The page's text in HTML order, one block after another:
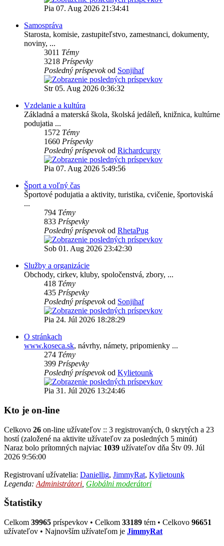
Pia 07. Aug 2026 21:34:41
Samospráva
Starosta, komisie, zastupiteľstvo, zamestnanci, dokumenty,
noviny, ...
3011 Témy
3218 Príspevky
Posledný príspevokod Sonjihaf
Str 05. Aug 2026 0:36:32
Vzdelanie a kultúra
Základná a materská škola, školská jedáleň, knižnica, kultúrne
podujatia ...
1572 Témy
1660 Príspevky
Posledný príspevokod Richardcurgy
Pia 07. Aug 2026 5:49:56
Šport a voľný čas
Športové podujatia a aktivity, turistika, cvičenie, športoviská
...
794 Témy
833 Príspevky
Posledný príspevokod RhetaPug
Sob 01. Aug 2026 23:42:30
Služby a organizácie
Obchody, cirkev, kluby, spoločenstvá, zbory, ...
418 Témy
435 Príspevky
Posledný príspevokod Sonjihaf
Pia 24. Júl 2026 18:28:29
O stránkach
www.koseca.sk, návrhy, námety, pripomienky ...
274 Témy
399 Príspevky
Posledný príspevokod Kylietounk
Pia 31. Júl 2026 13:24:46
Kto je on-line
Celkovo 26 on-line užívateľov :: 3 registrovaných, 0 skrytých a 23
hostí (založené na aktivite užívateľov za posledných 5 minút)
Naraz bolo prítomných najviac 1039 užívateľov dňa Štv 09. Júl
2026 9:56:00
Registrovaní užívatelia: Daniellig, JimmyRat, Kylietounk
Legenda: Administrátori Globálni moderátori
Štatistiky
Celkom 39965 príspevkov • Celkom 33189 tém • Celkovo 96651
užívateľov • Najnovším užívateľom je JimmyRat